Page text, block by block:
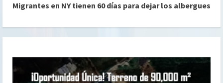
u
e
l
e
Migrantes en NY tienen 60 días para dejar los albergues